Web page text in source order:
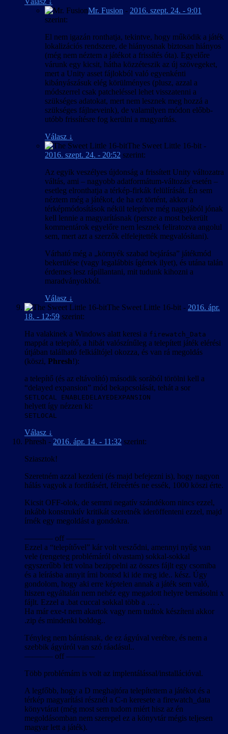
Mr. Fusion - 2016. szept. 24. - 9:01
szerint:
El nem igazán ronthatja, tekintve, hogy működik a játék
lokalizációs rendszere, de hiányosnak biztosan hiányos
(még nem néztem a játékot a frissítés óta). Egyelőre
várunk egy kicsit, hátha közzéteszik az új szövegeket,
mert a Unity asset fájlokból való egyenkénti
kibányászásuk elég körülményes (plusz, azzal a
módszerrel csak patcheléssel lehet visszatenni a
szükséges adatokat, mert nem lesznek meg hozzá a
szükséges fájlneveink), de valamilyen módon előbb-
utóbb frissítésre fog kerülni a magyarítás.
Válasz ↓
The Sweet Little 16-bit -
2016. szept. 24. - 20:52 szerint:
Az egyik veszélyes újdonság a frissített Unity változatra
váltás, ami – nagyobb adatformátum-változás esetén –
esetleg elronthatja a térkép-firkák felülírását. Én sem
néztem még a játékot, de ha ez történt, akkor a
térképmódosítások nékül telepítve még nagyjából jónak
kell lennie a magyarításnak (persze a most bekerült
kommentárok egyelőre nem lesznek feliratozva angolul
sem, mert azt a szerzők elfelejtették megvalósítani).
Várható még a „környék szabad bejárása” játékmód
bekerülése (vagy legalábbis ígértek ilyet), és utána talán
érdemes lesz rápillantani, mit tudunk kihozni a
maradványokból.
Válasz ↓
The Sweet Little 16-bit - 2016. ápr.
18. - 12:59 szerint:
Ha valakinek a Windows alatt keresi a firewatch_Data
mappát a telepítő, a hibát valószínűleg a telepített játék elérési
útjában található felkiáltójel okozza, és van rá megoldás
(köszi, Phresh!):
a telepítő (és az eltávolító) második sorából törölni kell a
“delayed expansion” mód bekapcsolását, tehát a sor
SETLOCAL ENABLEDELAYEDEXPANSION
helyett így nézzen ki:
SETLOCAL
Válasz ↓
Phresh - 2016. ápr. 14. - 11:32 szerint:
Sziasztok!
Szeretném azzal kezdeni (és majd befejezni is), hogy nagyon
hálás vagyok a fordításért, félreértés ne essék, 1000 köszi érte.
Kicsit OFF-olok, de semmi negatív szándékom nincs ezzel,
inkább konstruktív kritikát szeretnék ideröffenteni ezzel, majd
írnék egy megoldást a gondokra.
———– off ———–
Ezzel a “telepítővel” kár volt vesződni, amennyi nyűg van
vele (rengeteg problémáról olvastam) sokkal-sokkal
egyszerűbb lett volna bezippelni az összes fájlt egy csomiba
és a leírásba annyit írni bontsd ki ide meg ide.. kész. Úgy
gondolom, hogy aki erre képtelen annak a játék sem való,
hiszen egyáltalán nem nehéz egy megadott helyre bemásolni x
fájlt. Ezzel a .bat cuccal sokkal több a … .
Ha már exe-t nem akartok vagy nem tudtok készíteni akkor
.zip és mindenki boldog..
Tényleg nem bántásnak, de ez ágyúval verébre, és nem a
szebbik ágyúról van szó ráadásul..
———– off ———–
Több problémám is volt az implentálással/installációval.
A legfőbb, hogy a D meghajtóra telepítettem a játékot és a
térkép magyarítási résznél a C-n keresete a firewatch_data
könyvtárat (még most sem tudom miért hisz az én
megoldásomban nem szerepel ez a könyvtár mégis teljesen
magyar lett a játék).